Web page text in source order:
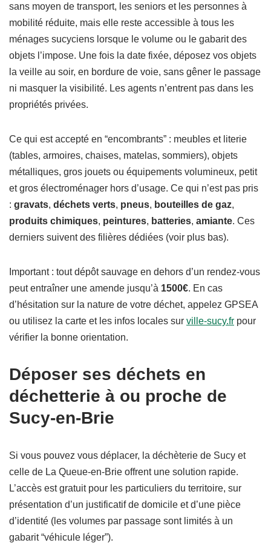
sans moyen de transport, les seniors et les personnes à
mobilité réduite, mais elle reste accessible à tous les
ménages sucyciens lorsque le volume ou le gabarit des
objets l’impose. Une fois la date fixée, déposez vos objets
la veille au soir, en bordure de voie, sans gêner le passage
ni masquer la visibilité. Les agents n’entrent pas dans les
propriétés privées.
Ce qui est accepté en “encombrants” : meubles et literie
(tables, armoires, chaises, matelas, sommiers), objets
métalliques, gros jouets ou équipements volumineux, petit
et gros électroménager hors d’usage. Ce qui n’est pas pris
: gravats, déchets verts, pneus, bouteilles de gaz,
produits chimiques, peintures, batteries, amiante. Ces
derniers suivent des filières dédiées (voir plus bas).
Important : tout dépôt sauvage en dehors d’un rendez-vous
peut entraîner une amende jusqu’à 1500€. En cas
d’hésitation sur la nature de votre déchet, appelez GPSEA
ou utilisez la carte et les infos locales sur ville-sucy.fr pour
vérifier la bonne orientation.
Déposer ses déchets en
déchetterie à ou proche de
Sucy-en-Brie
Si vous pouvez vous déplacer, la déchèterie de Sucy et
celle de La Queue-en-Brie offrent une solution rapide.
L’accès est gratuit pour les particuliers du territoire, sur
présentation d’un justificatif de domicile et d’une pièce
d’identité (les volumes par passage sont limités à un
gabarit “véhicule léger”).